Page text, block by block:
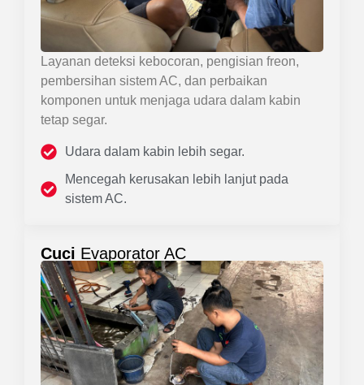
Layanan deteksi kebocoran, pengisian freon,
pembersihan sistem AC, dan perbaikan
komponen untuk menjaga udara dalam kabin
tetap segar.
Udara dalam kabin lebih segar.
Mencegah kerusakan lebih lanjut pada
sistem AC.
Cuci Evaporator AC